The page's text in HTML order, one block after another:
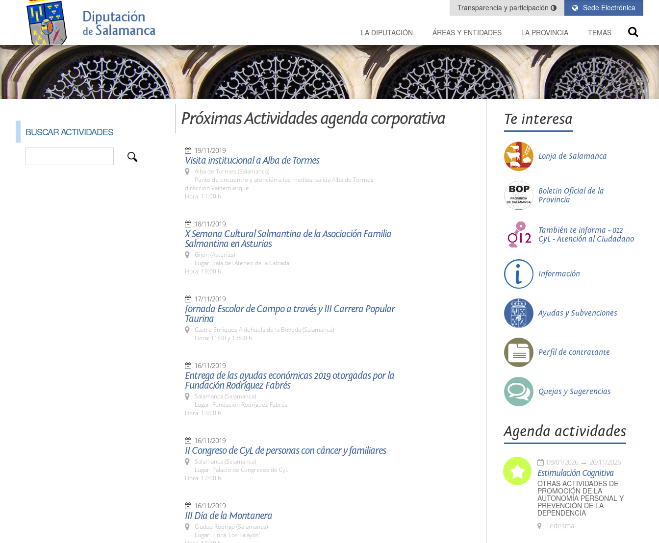
Sede Electrónica
Transparencia y participación
LA DIPUTACIÓN ÁREAS Y ENTIDADES LA PROVINCIA TEMAS
BUSCAR ACTIVIDADES
Próximas Actividades agenda corporativa
19/11/2019
Visita institucional a Alba de Tormes
Alba de Tormes (Salamanca)
Punto de encuentro y atención a los medios: salida Alba de Tormes
dirección Valdemierque
Hora: 11:00 h.
18/11/2019
X Semana Cultural Salmantina de la Asociación Familia
Salmantina en Asturias
Gijón (Asturias)
Lugar: Sala del Ateneo de la Calzada
Hora: 19:00 h.
17/11/2019
Jornada Escolar de Campo a través y III Carrera Popular
Taurina
Castro Enriquez Aldehuela de la Bóveda (Salamanca)
Hora: 11:00 y 13:00 h.
16/11/2019
Entrega de las ayudas económicas 2019 otorgadas por la
Fundación Rodríguez Fabrés
Salamanca (Salamanca)
Lugar: Fundación Rodríguez Fabrés
Hora: 13:00 h.
16/11/2019
II Congreso de CyL de personas con cáncer y familiares
Salamanca (Salamanca)
Lugar: Palacio de Congresos de CyL
Hora: 12:00 h.
16/11/2019
III Día de la Montanera
Ciudad Rodrigo (Salamanca)
Lugar: Finca 'Los Talayos'
Te interesa
Lonja de Salamanca
Boletín Oficial de la
Provincia
También te informa - 012
CyL - Atención al Ciudadano
Información
Ayudas y Subvenciones
Perfil de contratante
Quejas y Sugerencias
Agenda actividades
08/01/2026 26/11/2026
Estimulación Cognitiva
OTRAS ACTIVIDADES DE
PROMOCIÓN DE LA
AUTONOMÍA PERSONAL Y
PREVENCIÓN DE LA
DEPENDENCIA
Ledesma